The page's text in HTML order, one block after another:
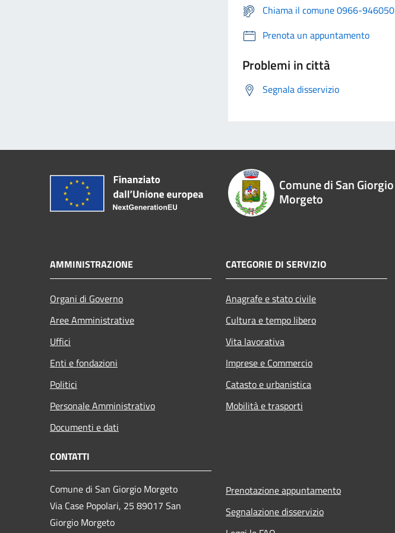
Chiama il comune 0966-946050
Prenota un appuntamento
Problemi in città
Segnala disservizio
Comune di San Giorgio
Morgeto
AMMINISTRAZIONE
Organi di Governo
Aree Amministrative
Uffici
Enti e fondazioni
Politici
Personale Amministrativo
Documenti e dati
CATEGORIE DI SERVIZIO
Anagrafe e stato civile
Cultura e tempo libero
Vita lavorativa
Imprese e Commercio
Catasto e urbanistica
Mobilità e trasporti
CONTATTI
Comune di San Giorgio Morgeto
Via Case Popolari, 25 89017 San
Giorgio Morgeto
Prenotazione appuntamento
Segnalazione disservizio